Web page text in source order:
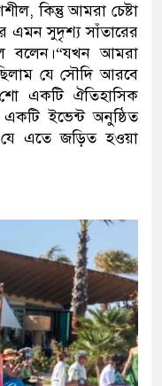
কিন্তু আমরা চেষ্টা
এমন সুদৃশ্য সাঁতারের
বলেন।“যখন আমরা
যে সৌদি আরবে
একটি ঐতিহাসিক
ইভেন্ট অনুষ্ঠিত
এতে জড়িত হওয়া